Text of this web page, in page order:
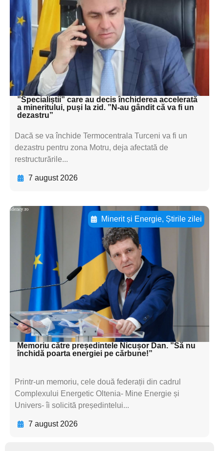
subtitluAdaugă aici
textul pentru
subtitluAdaugă aici
textul pentru
subtitluAdaugă aici
textul pentru subti
”Specialiștii” care au decis închiderea accelerată
a mineritului, puși la zid. ”N-au gândit că va fi un
dezastru”
Dacă se va închide Termocentrala Turceni va fi un
dezastru pentru zona Motru, deja afectată de
restructurările...
7 august 2026
Minerit și Energie, Știrile zilei
Adaugă aici textul pentru
subtitluAdaugă aici
textul pentru
subtitluAdaugă aici
textul pentru
subtitluAdaugă aici
textul pentru subti
Memoriu către președintele Nicușor Dan. ”Să nu
închidă poarta energiei pe cărbune!”
Printr-un memoriu, cele două federații din cadrul
Complexului Energetic Oltenia- Mine Energie și
Univers- îi solicită președintelui...
7 august 2026